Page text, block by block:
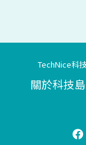
TechNice科
關於科技島